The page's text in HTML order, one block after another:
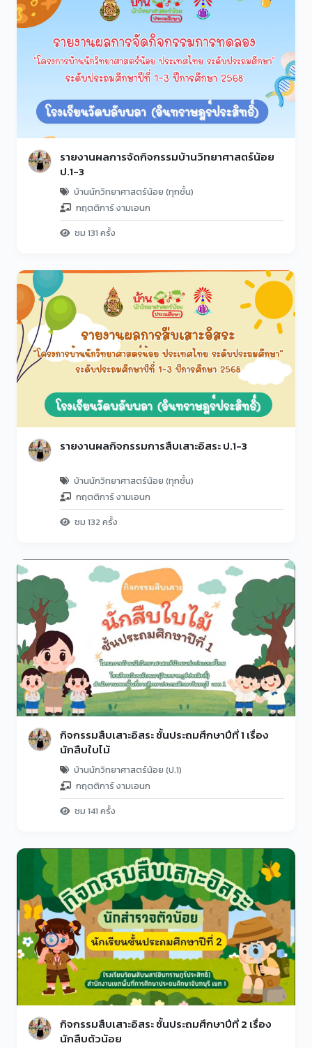
รายงานผลการจัดกิจกรรมบ้านวิทยาศาสตร์น้อย
ป.1-3
บ้านนักวิทยาศาสตร์น้อย (ทุกชั้น)
กฤตติการ์ งามเอนก
ชม 131 ครั้ง
รายงานผลกิจกรรมการสืบเสาะอิสระ ป.1-3
บ้านนักวิทยาศาสตร์น้อย (ทุกชั้น)
กฤตติการ์ งามเอนก
ชม 132 ครั้ง
กิจกรรมสืบเสาะอิสระ ชั้นประถมศึกษาปีที่ 1 เรื่อง
นักสืบใบไม้
บ้านนักวิทยาศาสตร์น้อย (ป.1)
กฤตติการ์ งามเอนก
ชม 141 ครั้ง
กิจกรรมสืบเสาะอิสระ ชั้นประถมศึกษาปีที่ 2 เรื่อง
นักสืบตัวน้อย